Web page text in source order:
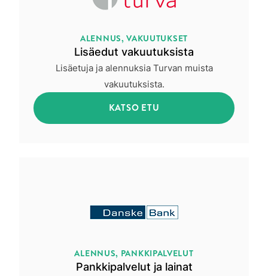
Lisäedut vakuutuksista
ALENNUS, VAKUUTUKSET
Lisäetuja ja alennuksia Turvan muista
vakuutuksista.
KATSO ETU
Pankkipalvelut ja lainat
ALENNUS, PANKKIPALVELUT